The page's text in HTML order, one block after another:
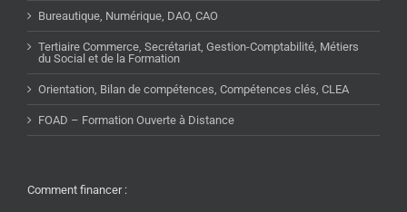
Bureautique, Numérique, DAO, CAO
Tertiaire Commerce, Secrétariat, Gestion-Comptabilité, Métiers
du Social et de la Formation
Orientation, Bilan de compétences, Compétences clés, CLEA
FOAD – Formation Ouverte à Distance
Comment financer :